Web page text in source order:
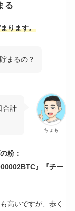
る
ります。
まるの？
ちょも
合計
粉：
』『チー
高いですが、歩く